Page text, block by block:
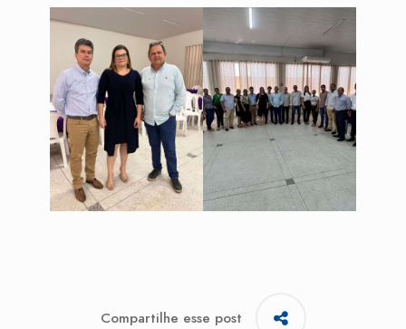
Compartilhe esse post